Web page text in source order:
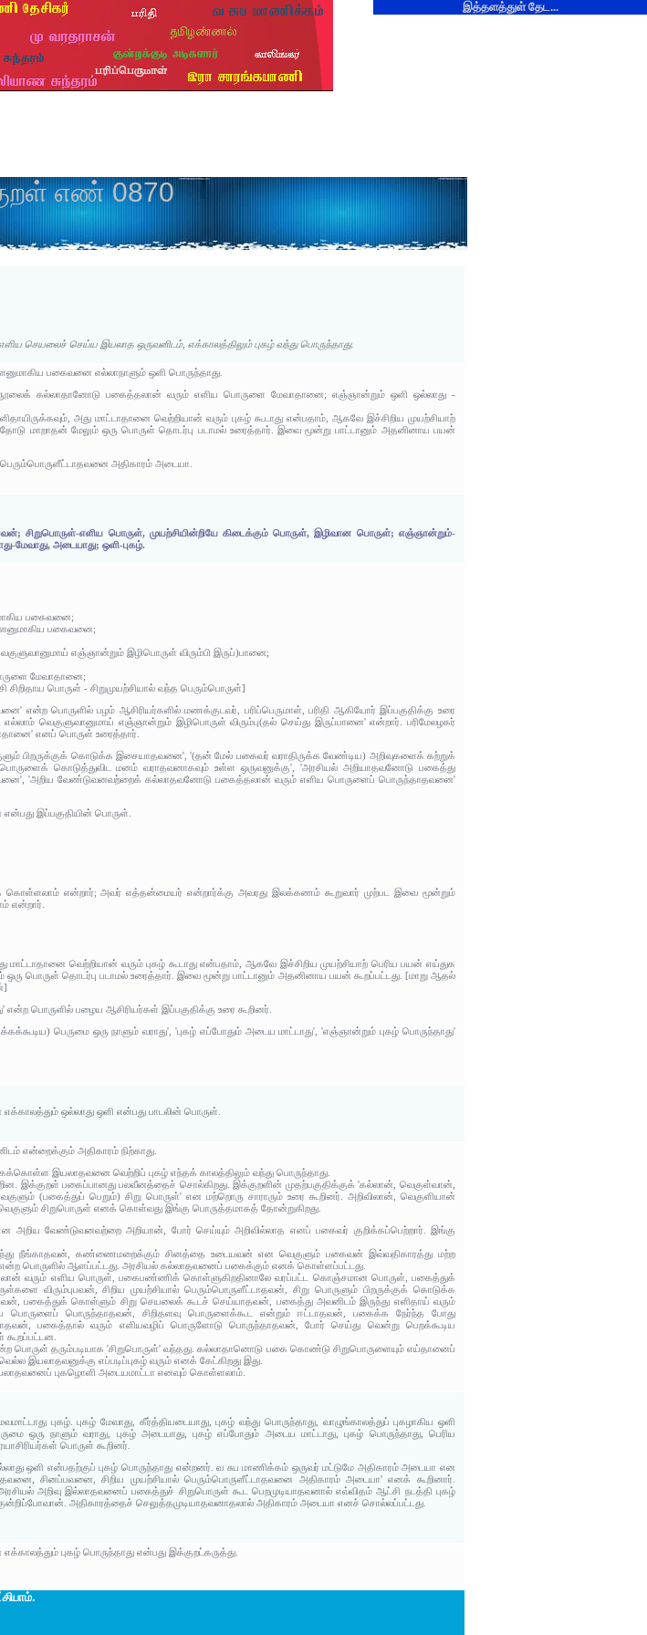
இத்தளத்துள் தேட...
எண் 0870
செயலைச் செய்ய இயலாத ஒருவனிடம், எக்காலத்திலும் புகழ் வந்து பொருந்தாது.
பகைவனை எல்லாநாளும் ஒளி பொருந்தாது.
கல்லாதானோடு பகைத்தலான் வரும் எளிய பொருளை மேவாதானை; எஞ்ஞான்றும் ஒளி ஒல்லாது -
அது மாட்டாதானை வெற்றியான் வரும் புகழ் கூடாது என்பதாம், ஆகவே இச்சிறிய முயற்சியாற்
மாறாதன் மேலும் ஒரு பொருள் தொடர்பு படாமல் உரைத்தார். இவை மூன்று பாட்டானும் அதனினாய பயன்
அதிகாரம் அடையா.
சிறுபொருள்-எளிய பொருள், முயற்சியின்றியே கிடைக்கும் பொருள், இழிவான பொருள்; எஞ்ஞான்றும்-
அடையாது; ஒளி-புகழ்.
பகைவனை;
பகைவனை;
எஞ்ஞான்றும் இழிபொருள் விரும்பி இருப்)பானை;
மேவாதானை;
சிறிதாய பொருள் - சிறுமுயற்சியால் வந்த பெரும்பொருள்]
என்ற பொருளில் பழம் ஆசிரியர்களில் மணக்குடவர், பரிப்பெருமாள், பரிதி ஆகியோர் இப்பகுதிக்கு உரை
வெகுளுவானுமாய் எஞ்ஞான்றும் இழிபொருள் விரும்பு(தல் செய்து இருப்பானை' என்றார். பரிமேலழகர்
எனப் பொருள் உரைத்தார்.
பிறருக்குக் கொடுக்க இசையாதவனை', '(தன் மேல் பகைவர் வராதிருக்க வேண்டிய) அறிவுகளைக் கற்றுக்
கொடுத்துவிட மனம் வராதவனாகவும் உள்ள ஒருவனுக்கு', 'அரசியல் அறியாதவனோடு பகைத்து
'அறிய வேண்டுவனவற்றைக் கல்லாதவனோடு பகைத்தலான் வரும் எளிய பொருளைப் பொருந்தாதவனை'
இப்பகுதியின் பொருள்.
கொள்ளலாம் என்றார்; அவர் எத்தன்மையர் என்றார்க்கு அவரது இலக்கணம் கூறுவார் முற்பட இவை மூன்றும்
என்றார்.
மாட்டாதானை வெற்றியான் வரும் புகழ் கூடாது என்பதாம், ஆகவே இச்சிறிய முயற்சியாற் பெரிய பயன் எய்துக
ஒரு பொருள் தொடர்பு படாமல் உரைத்தார். இவை மூன்று பாட்டானும் அதனினாய பயன் கூறப்பட்டது. [மாறு ஆதல்
என்ற பொருளில் பழைய ஆசிரியர்கள் இப்பகுதிக்கு உரை கூறினர்.
பெருமை ஒரு நாளும் வராது', 'புகழ் எப்போதும் அடைய மாட்டாது', 'எஞ்ஞான்றும் புகழ் பொருந்தாது'
ஒல்லாது ஒளி என்பது பாடலின் பொருள்.
என்றைக்கும் அதிகாரம் நிற்காது.
இயலாதவனை வெற்றிப் புகழ் எந்தக் காலத்திலும் வந்து பொருந்தாது.
இக்குறள் பகைப்பானது பலவீனத்தைச் சொல்கிறது. இக்குறளின் முதற்பகுதிக்குக் 'கல்லான், வெகுள்வான்,
(பகைத்துப் பெறும்) சிறு பொருள்' என மற்றொரு சாராரும் உரை கூறினர். அறிவிலான், வெகுளியான்
சிறுபொருள் எனக் கொள்வது இங்கு பொருத்தமாகத் தோன்றுகிறது.
அறிய வேண்டுவனவற்றை அறியான், போர் செய்யும் அறிவில்லாத எனப் பகைவர் குறிக்கப்பெற்றார். இங்கு
நீங்காதவன், கண்ணைமறைக்கும் சினத்தை உடையவன் என வெகுளும் பகைவன் இவ்வதிகாரத்து மற்ற
என்ற பொருளில் ஆளப்பட்டது. அரசியல் கல்லாதவனைப் பகைக்கும் எனக் கொள்ளப்பட்டது.
வரும் எளிய பொருள், பகைபண்ணிக் கொள்ளுகிறதினாலே வரப்பட்ட கொஞ்சமான பொருள், பகைத்துக்
விரும்புபவன், சிறிய முயற்சியால் பெரும்பொருளீட்டாதவன், சிறு பொருளும் பிறருக்குக் கொடுக்க
பகைத்துக் கொள்ளும் சிறு செயலைக் கூடச் செய்யாதவன், பகைத்து அவனிடம் இருந்து எளிதாய் வரும்
பொருந்தாதவன், சிறிதளவு பொருளைக்கூட என்றும் ஈட்டாதவன், பகைக்க நேர்ந்த போது
பகைத்தால் வரும் எளியவழிப் பொருளோடு பொருந்தாதவன், போர் செய்து வென்று பெறக்கூடிய
பொருள் தரும்படியாக 'சிறுபொருள்' வந்தது. கல்லாதானொடு பகை கொண்டு சிறுபொருளையும் எய்தானைப்
இயலாதவனுக்கு எப்படிப்புகழ் வரும் எனக் கேட்கிறது இது.
புகழொளி அடையமாட்டா எனவும் கொள்ளலாம்.
புகழ். புகழ் மேவாது, கீர்த்தியடையாது, புகழ் வந்து பொருந்தாது, வாழுங்காலத்துப் புகழாகிய ஒளி
ஒரு நாளும் வராது, புகழ் அடையாது, புகழ் எப்போதும் அடைய மாட்டாது, புகழ் பொருந்தாது, பெரிய
பொருள் கூறினர்.
ஒளி என்பதற்குப் புகழ் பொருந்தாது என்றனர். வ சுப மாணிக்கம் ஒருவர் மட்டுமே அதிகாரம் அடையா என
சினப்பவனை, சிறிய முயற்சியால் பெரும்பொருளீட்டாதவனை அதிகாரம் அடையா' எனக் கூறினார்.
அறிவு இல்லாதவனைப் பகைத்துச் சிறுபொருள் கூட பெறமுடியாதவனால் எவ்விதம் ஆட்சி நடத்தி புகழ்
குன்றிப்போவான். அதிகாரத்தைச் செலுத்தமுடியாதவனாதலால் அதிகாரம் அடையா எனச் சொல்லப்பட்டது.
புகழ் பொருந்தாது என்பது இக்குறட்கருத்து.
யாம்.